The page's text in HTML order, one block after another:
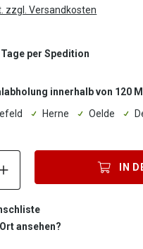
zzgl. Versandkosten
per Spedition
innerhalb von 120
Herne Oelde
Produkt Anzahl: Gib den
IN
ansehen?